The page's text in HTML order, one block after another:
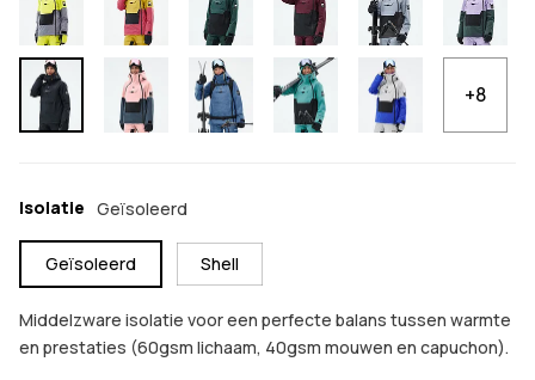
+8
Isolatie Geïsoleerd
Geïsoleerd Shell
Middelzware isolatie voor een perfecte balans tussen warmte
en prestaties (60gsm lichaam, 40gsm mouwen en capuchon).